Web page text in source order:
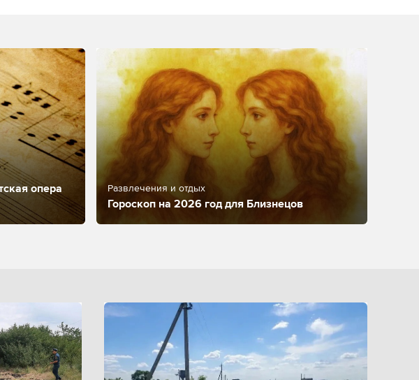
опера
Развлечения и отдых
Гороскоп на 2026 год для Близнецов